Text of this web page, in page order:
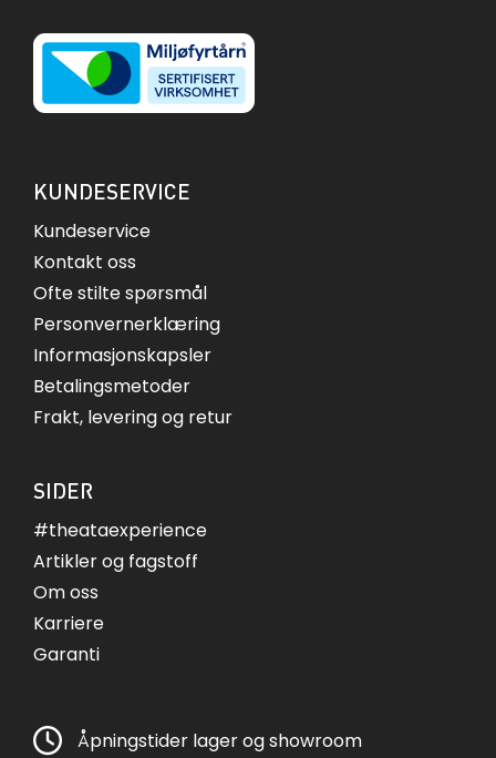
KUNDESERVICE
Kundeservice
Kontakt oss
Ofte stilte spørsmål
Personvernerklæring
Informasjonskapsler
Betalingsmetoder
Frakt, levering og retur
SIDER
#theataexperience
Artikler og fagstoff
Om oss
Karriere
Garanti
Åpningstider lager og showroom